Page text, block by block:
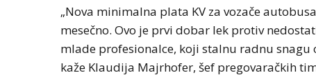
„Nova minimalna plata KV za vozače
mesečno. Ovo je prvi dobar lek protiv
mlade profesionalce, koji stalnu radnu
kaže Klaudija Majrhofer, šef pregovaračkih